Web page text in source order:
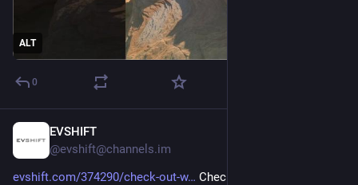
ALT
0
EVSHIFT
@evshift@channels.im
evshift.com/374290/check-out-w
Check Out What’s Cool